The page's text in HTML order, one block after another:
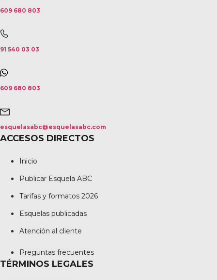
609 680 803
91 540 03 03
609 680 803
esquelasabc@esquelasabc.com
ACCESOS DIRECTOS
Inicio
Publicar Esquela ABC
Tarifas y formatos 2026
Esquelas publicadas
Atención al cliente
Preguntas frecuentes
TÉRMINOS LEGALES